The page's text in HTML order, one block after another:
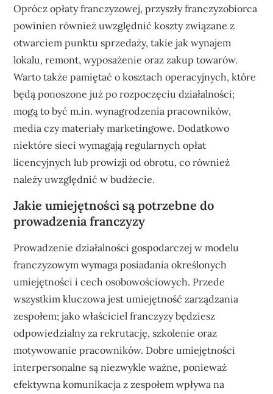
Oprócz opłaty franczyzowej, przyszły franczyzobiorca
powinien również uwzględnić koszty związane z
otwarciem punktu sprzedaży, takie jak wynajem
lokalu, remont, wyposażenie oraz zakup towarów.
Warto także pamiętać o kosztach operacyjnych, które
będą ponoszone już po rozpoczęciu działalności;
mogą to być m.in. wynagrodzenia pracowników,
media czy materiały marketingowe. Dodatkowo
niektóre sieci wymagają regularnych opłat
licencyjnych lub prowizji od obrotu, co również
należy uwzględnić w budżecie.
Jakie umiejętności są potrzebne do
prowadzenia franczyzy
Prowadzenie działalności gospodarczej w modelu
franczyzowym wymaga posiadania określonych
umiejętności i cech osobowościowych. Przede
wszystkim kluczowa jest umiejętność zarządzania
zespołem; jako właściciel franczyzy będziesz
odpowiedzialny za rekrutację, szkolenie oraz
motywowanie pracowników. Dobre umiejętności
interpersonalne są niezwykle ważne, ponieważ
efektywna komunikacja z zespołem wpływa na